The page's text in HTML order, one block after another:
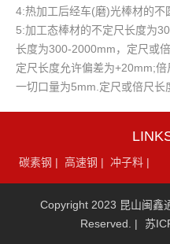
4:热加工后经车(磨)光棒材的不
5:加工态棒材的不定尺长度为
长度为300-2000mm，定尺或
定尺长度允许偏差为+20mm;
一切口量为5mm.定尺或倍尺长
碳素钢 | 高速钢 | 冲子料 |
Copyright 2023 昆山闽鑫
Reserved. |
苏